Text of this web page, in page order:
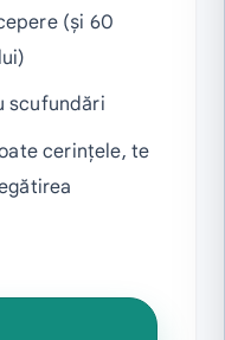
(și 60
scufundări
cerințele, te